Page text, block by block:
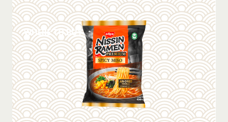
Cups
Préparation
Cuisinière
Bouilloire
WHERE TO BUY
DÉTAILS